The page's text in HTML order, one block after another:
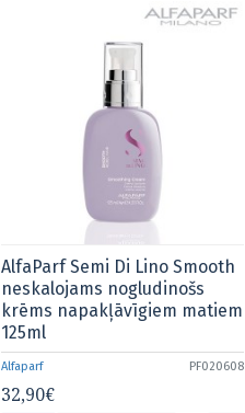
Alfaparf PF020608
AlfaParf Semi Di Lino Smooth
neskalojams nogludinošs
krēms napakļāvīgiem matiem
125ml
32,90€